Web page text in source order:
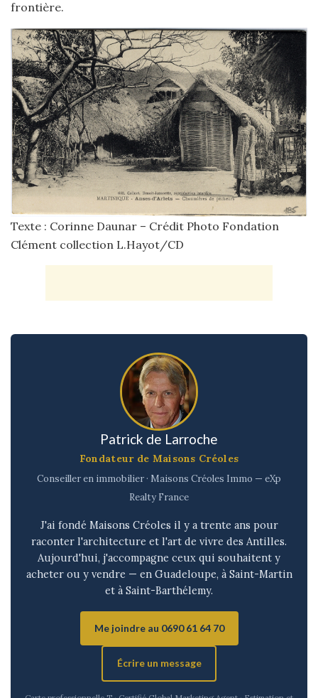
frontière.
Texte : Corinne Daunar – Crédit Photo Fondation
Clément collection L.Hayot/CD
Patrick de Larroche
Fondateur de Maisons Créoles
Conseiller en immobilier · Maisons Créoles Immo — eXp
Realty France
J'ai fondé Maisons Créoles il y a trente ans pour
raconter l'architecture et l'art de vivre des Antilles.
Aujourd'hui, j'accompagne ceux qui souhaitent y
acheter ou y vendre — en Guadeloupe, à Saint-Martin
et à Saint-Barthélemy.
Me joindre au 0690 61 64 70
Écrire un message